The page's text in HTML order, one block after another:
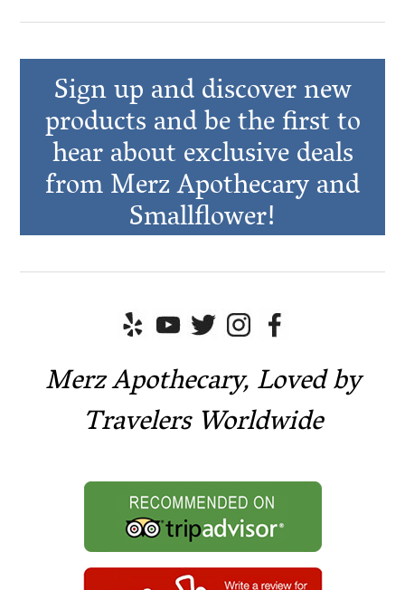
Sign up and discover new
products and be the first to
hear about exclusive deals
from Merz Apothecary and
Smallflower!
Merz Apothecary, Loved by
Travelers Worldwide